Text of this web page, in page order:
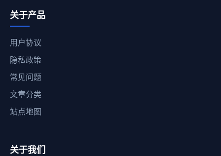
关于产品
用户协议
隐私政策
常见问题
文章分类
站点地图
关于我们